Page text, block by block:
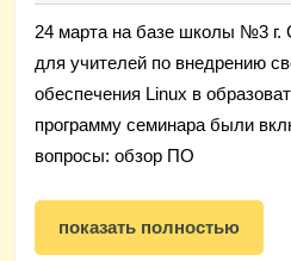
LINUX
в
процессе
24 марта на базе школы №3
для учителей по внедрению
обеспечения Linux в
программу семинара были
вопросы: обзор ПО
показать полностью